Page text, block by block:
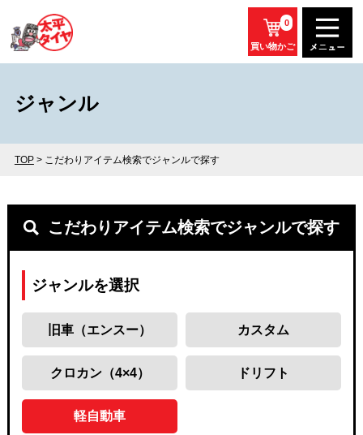
0
買い物かご
ジャンル
TOP> こだわりアイテム検索でジャンルで探す
こだわりアイテム検索でジャンルで探す
ジャンルを選択
旧車（エンスー） カスタム
クロカン（4×4） ドリフト
軽自動車